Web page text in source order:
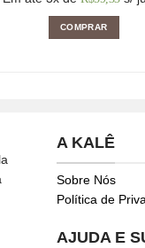
COMPRAR
A KALÊ
Sobre Nós
Política de
AJUDA E